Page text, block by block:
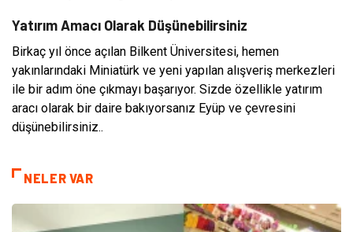
Yatırım Amacı Olarak Düşünebilirsiniz
Birkaç yıl önce açılan Bilkent Üniversitesi, hemen
yakınlarındaki Miniatürk ve yeni yapılan alışveriş merkezleri
ile bir adım öne çıkmayı başarıyor. Sizde özellikle yatırım
aracı olarak bir daire bakıyorsanız Eyüp ve çevresini
düşünebilirsiniz..
NELER VAR